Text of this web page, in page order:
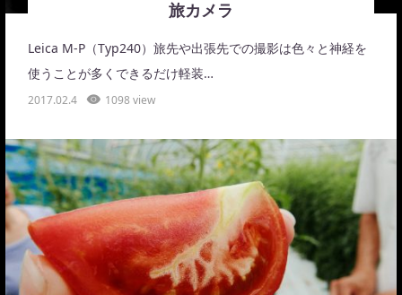
旅カメラ
Leica M-P（Typ240）旅先や出張先での撮影は色々と神経を
使うことが多くできるだけ軽装…
2017.02.4 1098 view